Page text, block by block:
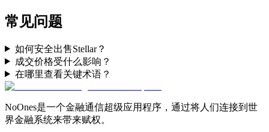
常见问题
如何安全出售Stellar？
成交价格受什么影响？
在哪里查看关键术语？
NoOnes是一个金融通信超级应用程序，通过将人们连接到世
界金融系统来带来赋权。